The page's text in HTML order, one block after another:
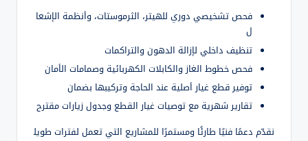
فحص تشخيصي دوري للهيتر، الثرموستات، وأنظمة الإشعا
ل
تنظيف داخلي لإزالة الدهون والتراكمات
فحص خطوط الغاز والكابلات الكهربائية وصمامات الأمان
توفير قطع غيار أصلية عند الحاجة وتركيبها بضمان
تقارير شهرية مع توصيات غيار القطع وجدول زيارات مقترح
نقدّم دعمًا فنيًا طارئًا ومستمرًا للمشاريع التي تعمل لفترات طويل